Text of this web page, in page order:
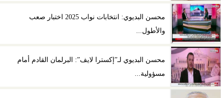
محسن البديوي: انتخابات نواب 2025 اختبار صعب
والأطول...
محسن البديوي لـ”إكسترا لايف”: البرلمان القادم أمام
مسؤولية...